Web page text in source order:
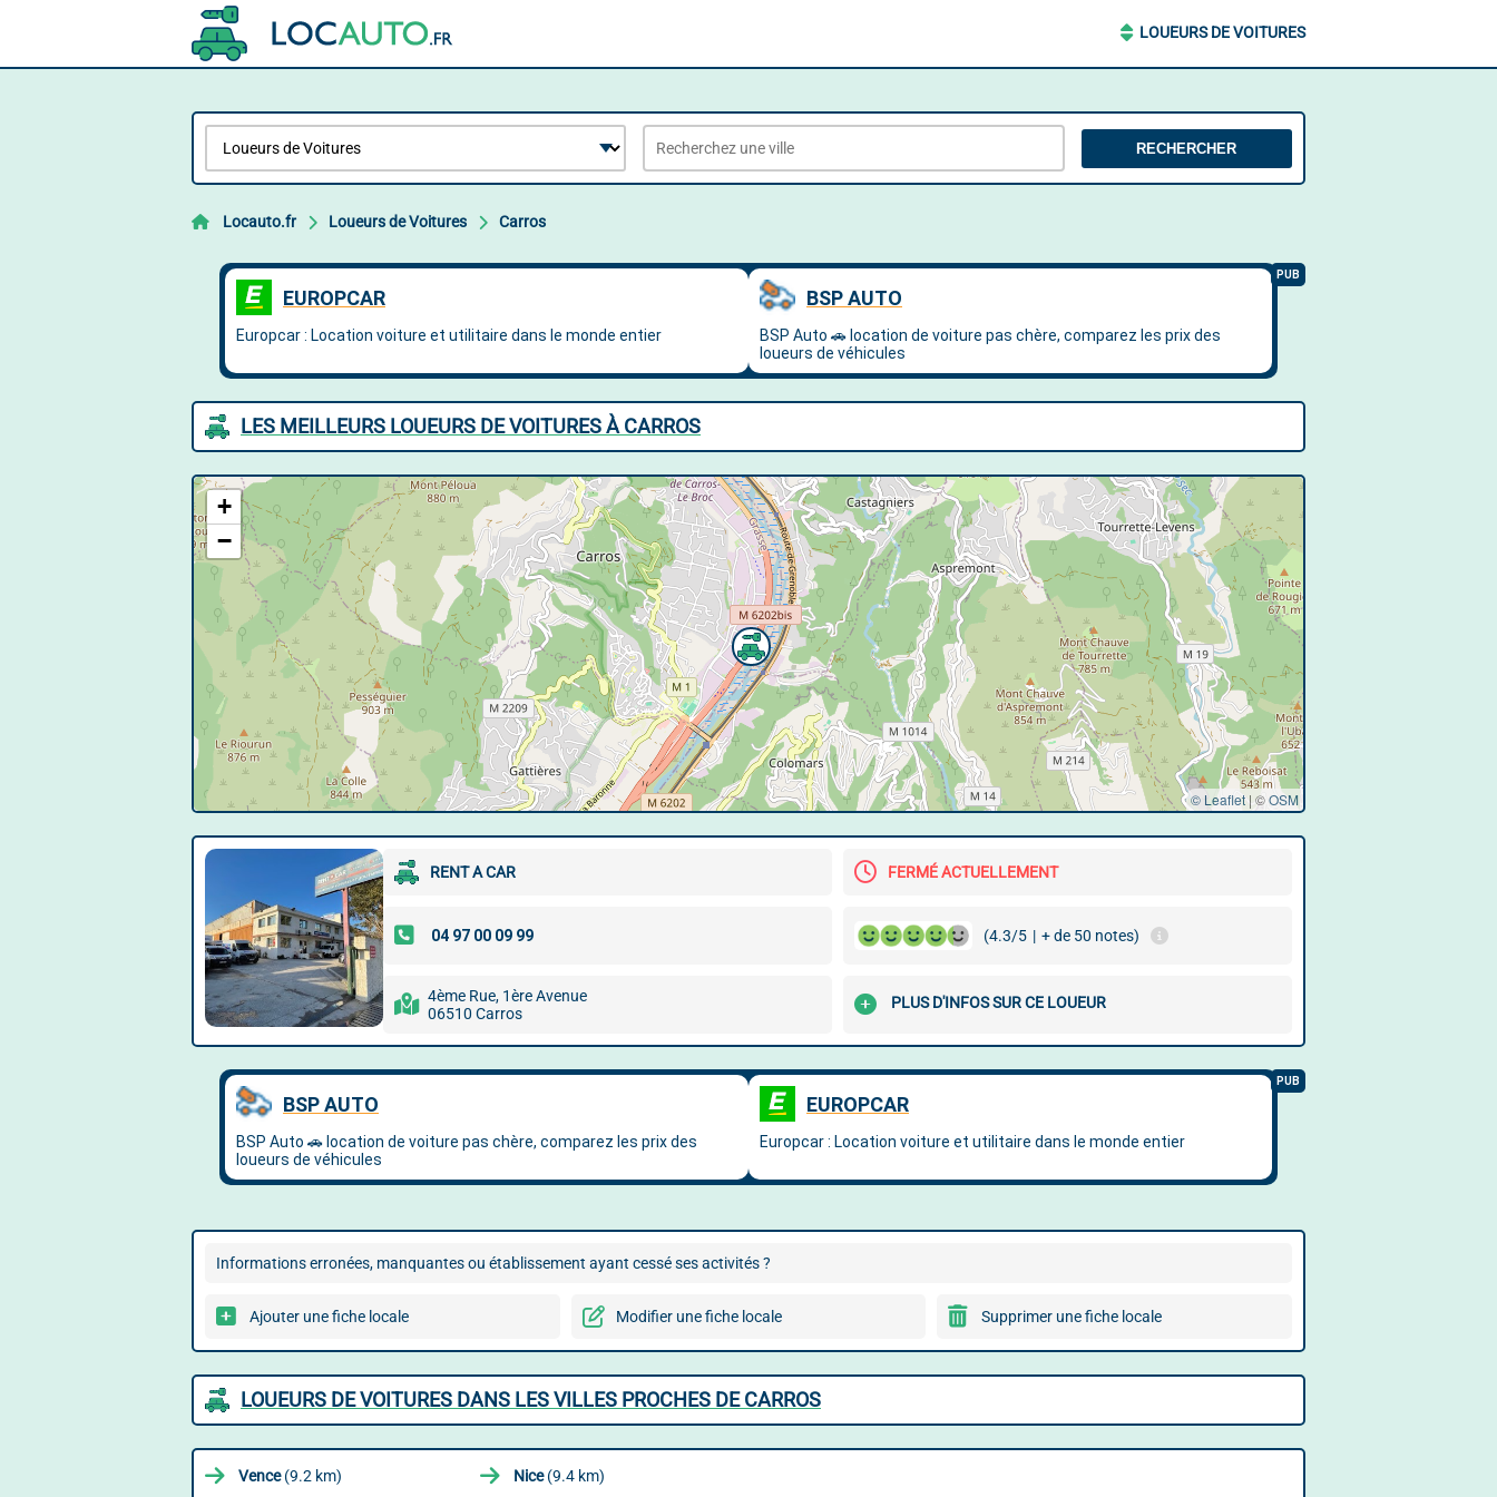
LOUEURS DE VOITURES
RECHERCHER
Locauto.fr Loueurs de Voitures Carros
LES MEILLEURS LOUEURS DE VOITURES À CARROS
+
−
© Leaflet | ©OSM
RENT A CAR FERMÉ ACTUELLEMENT
(4.3/5 | + de 50 notes)
4ème Rue, 1ère Avenue
06510 Carros
PLUS D'INFOS SUR CE LOUEUR
Informations erronées, manquantes ou établissement ayant cessé ses activités ?
Ajouter une fiche locale Modifier une fiche locale Supprimer une fiche locale
LOUEURS DE VOITURES DANS LES VILLES PROCHES DE CARROS
Vence(9.2 km) Nice(9.4 km)